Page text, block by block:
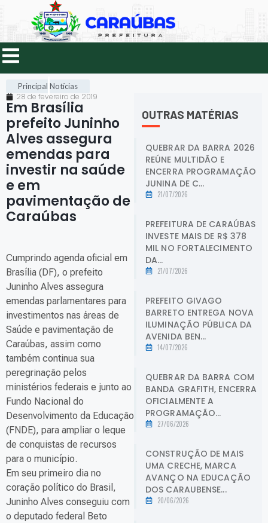
Principal Notícias
28 de fevereiro de 2019
Em Brasília
prefeito Juninho
Alves assegura
emendas para
investir na saúde
e em
pavimentação de
Caraúbas
Cumprindo agenda oficial em
Brasília (DF), o prefeito
Juninho Alves assegura
emendas parlamentares para
investimentos nas áreas de
Saúde e pavimentação de
Caraúbas, assim como
também continua sua
peregrinação pelos
ministérios federais e junto ao
Fundo Nacional do
Desenvolvimento da Educação
(FNDE), para ampliar o leque
de conquistas de recursos
para o município.
Em seu primeiro dia no
coração político do Brasil,
Juninho Alves conseguiu com
o deputado federal Beto
OUTRAS MATÉRIAS
QUEBRAR DA BARRA 2026
REÚNE MULTIDÃO E
ENCERRA PROGRAMAÇÃO
JUNINA DE C...
21/07/2026
PREFEITURA DE CARAÚBAS
INVESTE MAIS DE R$ 378
MIL NO FORTALECIMENTO
DA...
21/07/2026
PREFEITO GIVAGO
BARRETO ENTREGA NOVA
ILUMINAÇÃO PÚBLICA DA
AVENIDA BEN...
14/07/2026
QUEBRAR DA BARRA COM
BANDA GRAFITH, ENCERRA
OFICIALMENTE A
PROGRAMAÇÃO...
27/06/2026
CONSTRUÇÃO DE MAIS
UMA CRECHE, MARCA
AVANÇO NA EDUCAÇÃO
DOS CARAUBENSE...
20/06/2026